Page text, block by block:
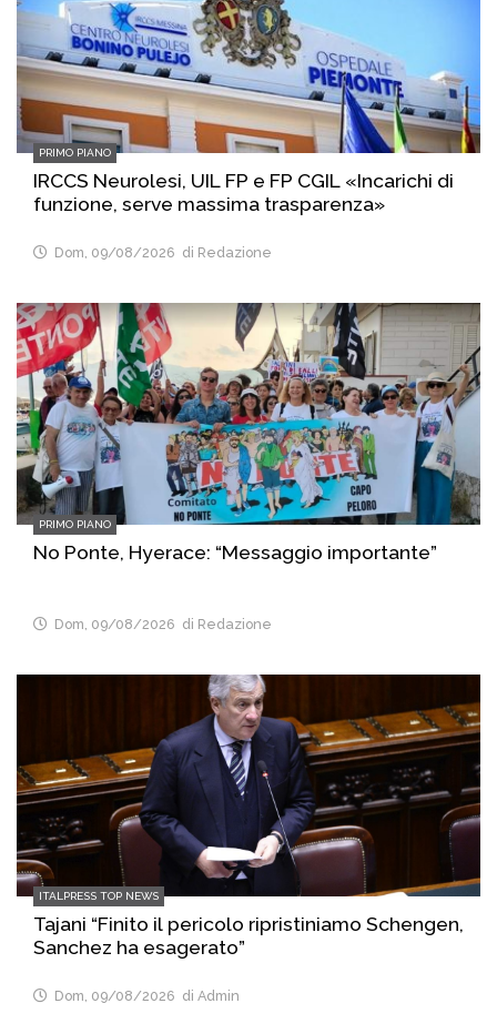
PRIMO PIANO
IRCCS Neurolesi, UIL FP e FP CGIL «Incarichi di
funzione, serve massima trasparenza»
Dom, 09/08/2026 di Redazione
PRIMO PIANO
No Ponte, Hyerace: “Messaggio importante”
Dom, 09/08/2026 di Redazione
ITALPRESS TOP NEWS
Tajani “Finito il pericolo ripristiniamo Schengen,
Sanchez ha esagerato”
Dom, 09/08/2026 di Admin